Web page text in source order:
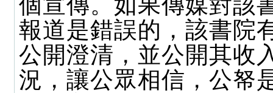
報道是錯誤的，該書院
公開澄清，並公開其收
況，讓公眾相信，公帑